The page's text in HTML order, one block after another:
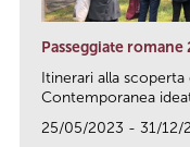
Passeggiate
Itinerari alla
Contemporanea
25/05/2023 - 31/12/